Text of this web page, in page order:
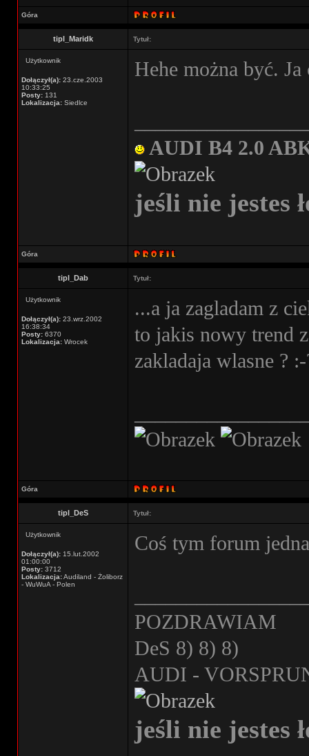
Góra
tipl_Maridk Tytuł:
Użytkownik
Dołączył(a): 23.cze.2003
10:33:25
Posty: 131
Lokalizacja: Siedlce
Hehe można być.
AUDI B4 2.0
jeśli nie jestes
Góra
tipl_Dab Tytuł:
Użytkownik
Dołączył(a): 23.wrz.2002
16:38:34
Posty: 6370
Lokalizacja: Wrocek
...a ja zagladam z
to jakis nowy trend
zakladaja wlasne ?
Góra
tipl_DeS Tytuł:
Użytkownik
Dołączył(a): 15.lut.2002
01:00:00
Posty: 3712
Lokalizacja:Audiland - Żoliborz
- WuWuA - Polen
Coś tym forum
POZDRAWIAM
DeS 8) 8) 8)
AUDI -
jeśli nie jestes